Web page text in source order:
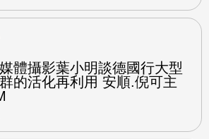
體攝影葉小明談德國行大型
的活化再利用 安順.倪可主